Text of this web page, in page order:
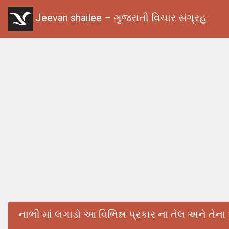
Jeevan shailee – ગુજરાતી વિચાર સંગ્રહ
નાભી માં લગાડો આ વિભિન્ન પ્રકાર ના તેલ અને